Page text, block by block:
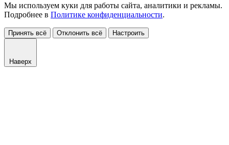
Мы используем куки для работы сайта, аналитики и рекламы.
Подробнее в Политике конфиденциальности.
Принять всё Отклонить всё Настроить
Наверх